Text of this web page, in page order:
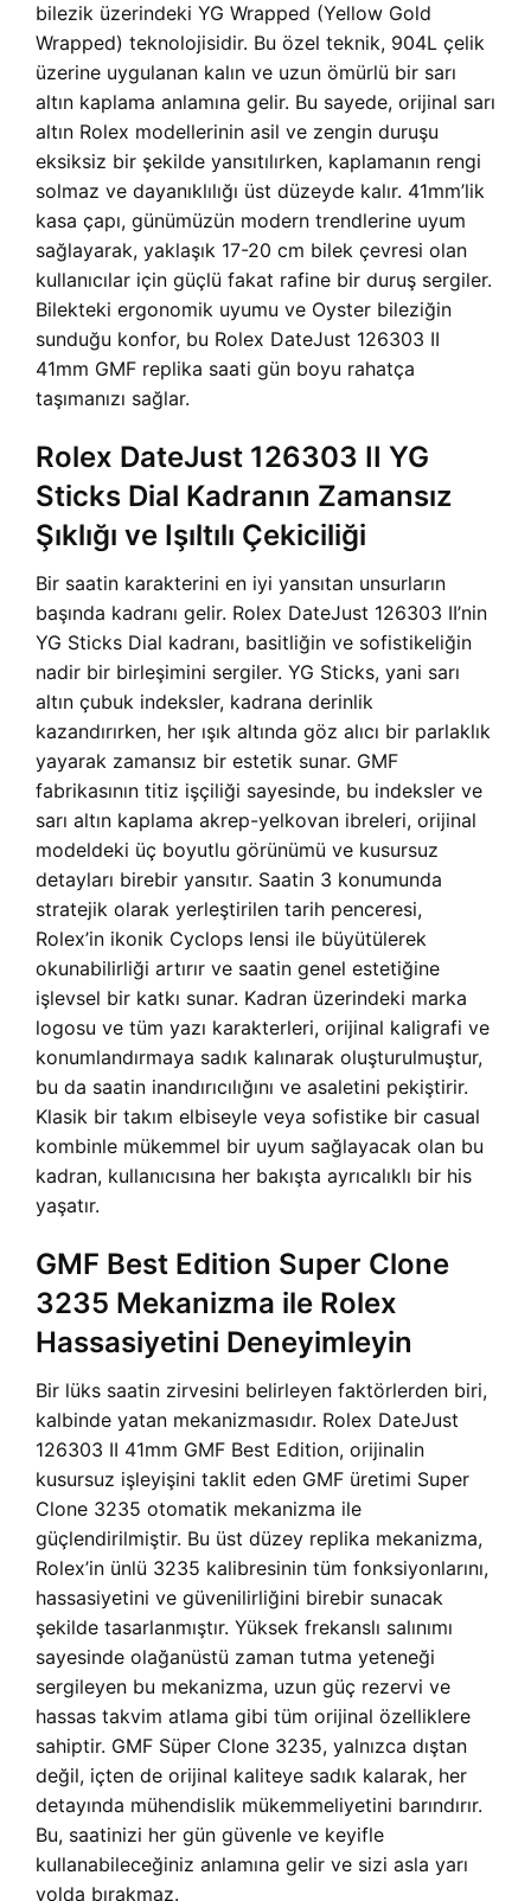
bilezik üzerindeki YG Wrapped (Yellow Gold
Wrapped) teknolojisidir. Bu özel teknik, 904L çelik
üzerine uygulanan kalın ve uzun ömürlü bir sarı
altın kaplama anlamına gelir. Bu sayede, orijinal sarı
altın Rolex modellerinin asil ve zengin duruşu
eksiksiz bir şekilde yansıtılırken, kaplamanın rengi
solmaz ve dayanıklılığı üst düzeyde kalır. 41mm’lik
kasa çapı, günümüzün modern trendlerine uyum
sağlayarak, yaklaşık 17-20 cm bilek çevresi olan
kullanıcılar için güçlü fakat rafine bir duruş sergiler.
Bilekteki ergonomik uyumu ve Oyster bileziğin
sunduğu konfor, bu Rolex DateJust 126303 II
41mm GMF replika saati gün boyu rahatça
taşımanızı sağlar.
Rolex DateJust 126303 II YG
Sticks Dial Kadranın Zamansız
Şıklığı ve Işıltılı Çekiciliği
Bir saatin karakterini en iyi yansıtan unsurların
başında kadranı gelir. Rolex DateJust 126303 II’nin
YG Sticks Dial kadranı, basitliğin ve sofistikeliğin
nadir bir birleşimini sergiler. YG Sticks, yani sarı
altın çubuk indeksler, kadrana derinlik
kazandırırken, her ışık altında göz alıcı bir parlaklık
yayarak zamansız bir estetik sunar. GMF
fabrikasının titiz işçiliği sayesinde, bu indeksler ve
sarı altın kaplama akrep-yelkovan ibreleri, orijinal
modeldeki üç boyutlu görünümü ve kusursuz
detayları birebir yansıtır. Saatin 3 konumunda
stratejik olarak yerleştirilen tarih penceresi,
Rolex’in ikonik Cyclops lensi ile büyütülerek
okunabilirliği artırır ve saatin genel estetiğine
işlevsel bir katkı sunar. Kadran üzerindeki marka
logosu ve tüm yazı karakterleri, orijinal kaligrafi ve
konumlandırmaya sadık kalınarak oluşturulmuştur,
bu da saatin inandırıcılığını ve asaletini pekiştirir.
Klasik bir takım elbiseyle veya sofistike bir casual
kombinle mükemmel bir uyum sağlayacak olan bu
kadran, kullanıcısına her bakışta ayrıcalıklı bir his
yaşatır.
GMF Best Edition Super Clone
3235 Mekanizma ile Rolex
Hassasiyetini Deneyimleyin
Bir lüks saatin zirvesini belirleyen faktörlerden biri,
kalbinde yatan mekanizmasıdır. Rolex DateJust
126303 II 41mm GMF Best Edition, orijinalin
kusursuz işleyişini taklit eden GMF üretimi Super
Clone 3235 otomatik mekanizma ile
güçlendirilmiştir. Bu üst düzey replika mekanizma,
Rolex’in ünlü 3235 kalibresinin tüm fonksiyonlarını,
hassasiyetini ve güvenilirliğini birebir sunacak
şekilde tasarlanmıştır. Yüksek frekanslı salınımı
sayesinde olağanüstü zaman tutma yeteneği
sergileyen bu mekanizma, uzun güç rezervi ve
hassas takvim atlama gibi tüm orijinal özelliklere
sahiptir. GMF Süper Clone 3235, yalnızca dıştan
değil, içten de orijinal kaliteye sadık kalarak, her
detayında mühendislik mükemmeliyetini barındırır.
Bu, saatinizi her gün güvenle ve keyifle
kullanabileceğiniz anlamına gelir ve sizi asla yarı
yolda bırakmaz.